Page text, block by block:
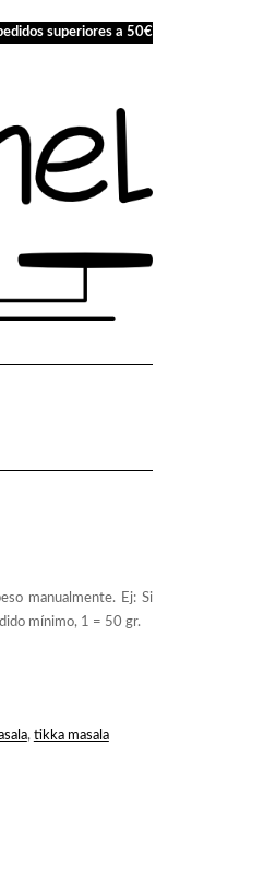
superiores a 50€
, tikka masala